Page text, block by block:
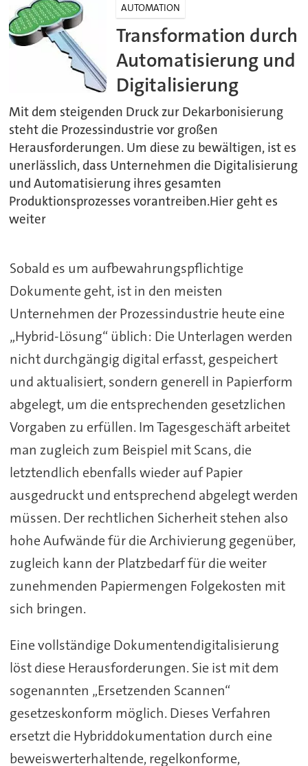
AUTOMATION
Transformation durch
Automatisierung und
Digitalisierung
Mit dem steigenden Druck zur Dekarbonisierung
steht die Prozessindustrie vor großen
Herausforderungen. Um diese zu bewältigen, ist es
unerlässlich, dass Unternehmen die Digitalisierung
und Automatisierung ihres gesamten
Produktionsprozesses vorantreiben.Hier geht es
weiter
Sobald es um aufbewahrungspflichtige
Dokumente geht, ist in den meisten
Unternehmen der Prozessindustrie heute eine
„Hybrid-Lösung“ üblich: Die Unterlagen werden
nicht durchgängig digital erfasst, gespeichert
und aktualisiert, sondern generell in Papierform
abgelegt, um die entsprechenden gesetzlichen
Vorgaben zu erfüllen. Im Tagesgeschäft arbeitet
man zugleich zum Beispiel mit Scans, die
letztendlich ebenfalls wieder auf Papier
ausgedruckt und entsprechend abgelegt werden
müssen. Der rechtlichen Sicherheit stehen also
hohe Aufwände für die Archivierung gegenüber,
zugleich kann der Platzbedarf für die weiter
zunehmenden Papiermengen Folgekosten mit
sich bringen.
Eine vollständige Dokumentendigitalisierung
löst diese Herausforderungen. Sie ist mit dem
sogenannten „Ersetzenden Scannen“
gesetzeskonform möglich. Dieses Verfahren
ersetzt die Hybriddokumentation durch eine
beweiswerterhaltende, regelkonforme,